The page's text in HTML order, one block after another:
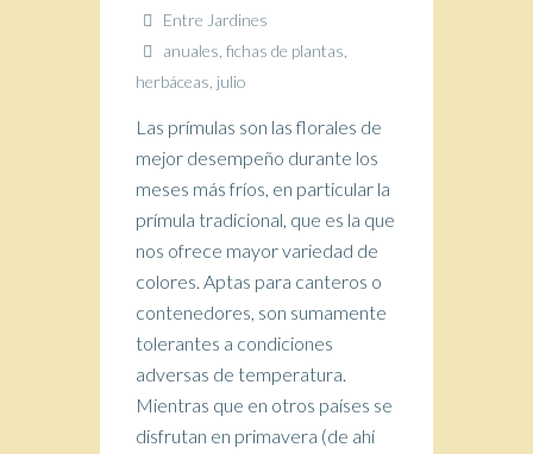
Entre Jardines
anuales fichas de plantas
herbáceas julio
Las prímulas son las florales de
mejor desempeño durante los
meses más fríos, en particular la
prímula tradicional, que es la que
nos ofrece mayor variedad de
colores. Aptas para canteros o
contenedores, son sumamente
tolerantes a condiciones
adversas de temperatura.
Mientras que en otros países se
disfrutan en primavera (de ahí